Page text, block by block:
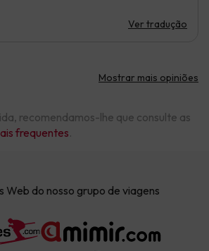
Ver tradução
Mostrar mais opiniões
recomendamos-lhe que consulte as
frequentes.
Web do nosso grupo de viagens